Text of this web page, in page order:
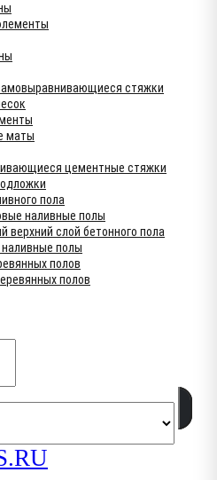
стяжки
маты
цементные стяжки
пола
наливные полы
верхний слой бетонного пола
полы
полов
полов